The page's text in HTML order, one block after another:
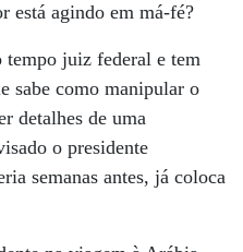
está agindo em má-fé?
juiz federal e tem
sabe como manipular o
detalhes de uma
o presidente
semanas antes, já coloca